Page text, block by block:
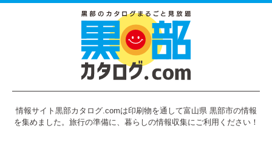
情報サイト黒部カタログ.comは印刷物を通して富山県 黒部市の情報
を集めました。旅行の準備に、暮らしの情報収集にご利用ください！